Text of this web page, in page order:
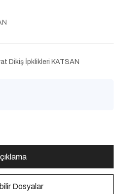
Dikiş İpklikleri KATSAN
Dosyalar